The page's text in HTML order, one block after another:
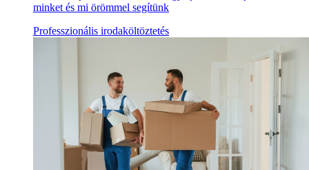
minket és mi örömmel segítünk
Professzionális irodaköltöztetés